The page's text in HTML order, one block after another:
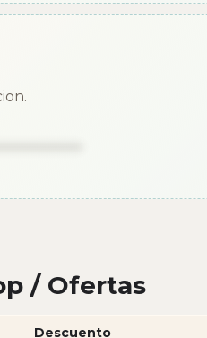
/ Ofertas
Descuento